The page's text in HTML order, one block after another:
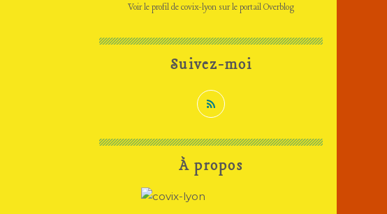
Voir le profil decovix-lyon sur le portail Overblog
Suivez-moi
À propos